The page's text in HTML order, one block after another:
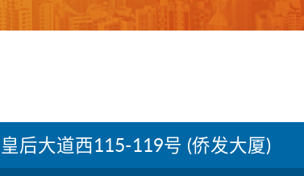
皇后大道西115-119号 (侨发大厦)